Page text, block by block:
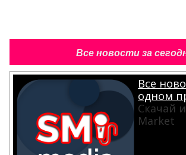
Все новости за
Все
одном
Скачай
Market